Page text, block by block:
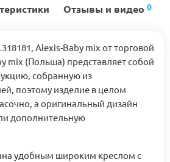
Отзывы и видео 0
Alexis-Baby mix от торговой
mix (Польша) представляет собой
собранную из
поэтому изделие в целом
а оригинальный дизайн
дополнительную
удобным широким креслом с